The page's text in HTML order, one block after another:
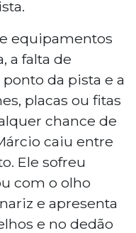
equipamentos
a falta de
da pista e a
placas ou fitas
chance de
caiu entre
Ele sofreu
com o olho
e apresenta
e no dedão